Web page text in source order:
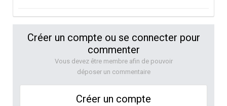
Créer un compte ou se connecter pour
commenter
Vous devez être membre afin de pouvoir
déposer un commentaire
Créer un compte